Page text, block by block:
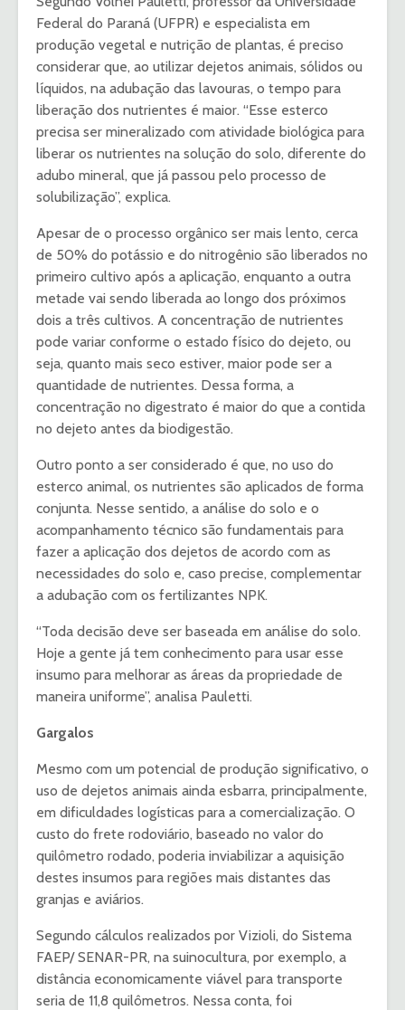
Federal do Paraná (UFPR) e especialista em
produção vegetal e nutrição de plantas, é preciso
considerar que, ao utilizar dejetos animais, sólidos ou
líquidos, na adubação das lavouras, o tempo para
liberação dos nutrientes é maior. “Esse esterco
precisa ser mineralizado com atividade biológica para
liberar os nutrientes na solução do solo, diferente do
adubo mineral, que já passou pelo processo de
solubilização”, explica.
Apesar de o processo orgânico ser mais lento, cerca
de 50% do potássio e do nitrogênio são liberados no
primeiro cultivo após a aplicação, enquanto a outra
metade vai sendo liberada ao longo dos próximos
dois a três cultivos. A concentração de nutrientes
pode variar conforme o estado físico do dejeto, ou
seja, quanto mais seco estiver, maior pode ser a
quantidade de nutrientes. Dessa forma, a
concentração no digestrato é maior do que a contida
no dejeto antes da biodigestão.
Outro ponto a ser considerado é que, no uso do
esterco animal, os nutrientes são aplicados de forma
conjunta. Nesse sentido, a análise do solo e o
acompanhamento técnico são fundamentais para
fazer a aplicação dos dejetos de acordo com as
necessidades do solo e, caso precise, complementar
a adubação com os fertilizantes NPK.
“Toda decisão deve ser baseada em análise do solo.
Hoje a gente já tem conhecimento para usar esse
insumo para melhorar as áreas da propriedade de
maneira uniforme”, analisa Pauletti.
Gargalos
Mesmo com um potencial de produção significativo, o
uso de dejetos animais ainda esbarra, principalmente,
em dificuldades logísticas para a comercialização. O
custo do frete rodoviário, baseado no valor do
quilômetro rodado, poderia inviabilizar a aquisição
destes insumos para regiões mais distantes das
granjas e aviários.
Segundo cálculos realizados por Vizioli, do Sistema
FAEP/ SENAR-PR, na suinocultura, por exemplo, a
distância economicamente viável para transporte
seria de 11,8 quilômetros. Nessa conta, foi